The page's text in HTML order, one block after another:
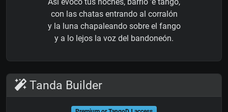
con las chatas entrando al corralón
y la luna chapaleando sobre el fango
y a lo lejos la voz del bandoneón.
Tanda Builder